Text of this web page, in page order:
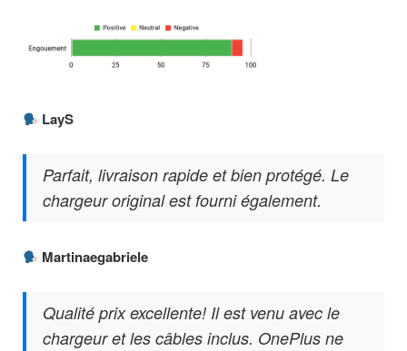
LayS
Parfait, livraison rapide et bien protégé. Le
chargeur original est fourni également.
Martinaegabriele
Qualité prix excellente! Il est venu avec le
chargeur et les câbles inclus. OnePlus ne